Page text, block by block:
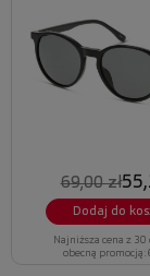
69,00 zł
Dodaj do
Najniższa cena z
obecną promocją: